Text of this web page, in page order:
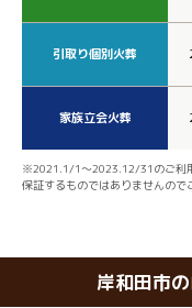
引取り個別火葬
家族立会火葬
※2021.1/1～2023.12/31のご利
保証するものではありませんので
岸和田市